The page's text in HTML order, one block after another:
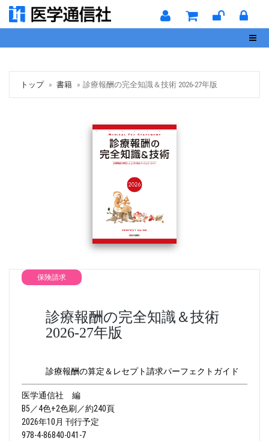
トップ 書籍 診療報酬の完全知識＆技術 2026-27年版
保険請求
診療報酬の完全知識＆技術
2026-27年版
診療報酬の算定＆レセプト請求パーフェクトガイド
医学通信社 編
B5／4色+2色刷／約240頁
2026年10月 刊行予定
978-4-86840-041-7